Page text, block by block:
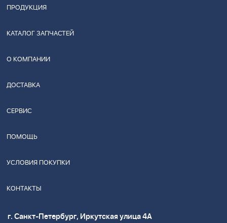
ПРОДУКЦИЯ
КАТАЛОГ ЗАПЧАСТЕЙ
О КОМПАНИИ
ДОСТАВКА
СЕРВИС
ПОМОЩЬ
УСЛОВИЯ ПОКУПКИ
КОНТАКТЫ
г. Санкт-Петербург, Иркутская улица 4А